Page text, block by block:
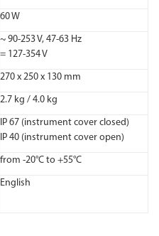
60 W
~ 90-253 V, 47-63 Hz
= 127-354 V
270 x 250 x 130 mm
2.7 kg / 4.0 kg
IP 67 (instrument cover closed)
IP 40 (instrument cover open)
from -20°C to +55°C
English